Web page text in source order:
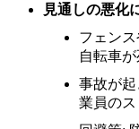
見通しの悪化
フェン
自転車
事故が
業員の